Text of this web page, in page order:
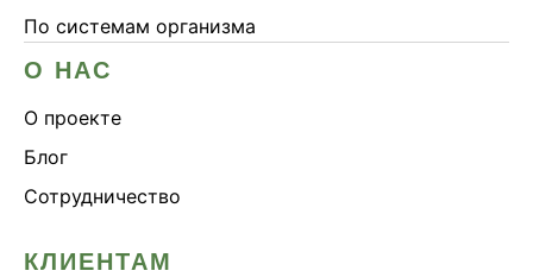
По системам организма
О НАС
О проекте
Блог
Сотрудничество
КЛИЕНТАМ